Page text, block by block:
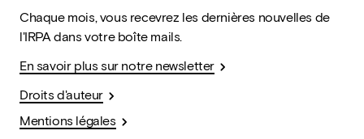
Chaque mois, vous recevrez les dernières nouvelles de
l'IRPA dans votre boîte mails.
En savoir plus sur notre newsletter
Droits d'auteur
Mentions légales